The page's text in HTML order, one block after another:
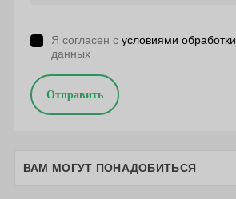
Я согласен с условиями обработки
данных
Отправить
ВАМ МОГУТ ПОНАДОБИТЬСЯ